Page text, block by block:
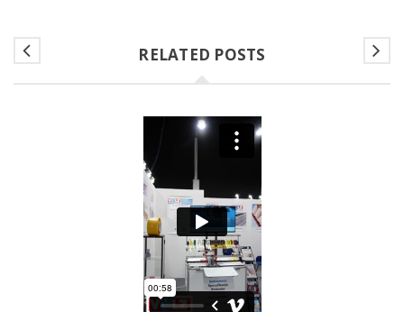
RELATED POSTS